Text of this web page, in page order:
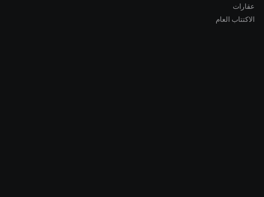
عقارات
الاكتتاب العام